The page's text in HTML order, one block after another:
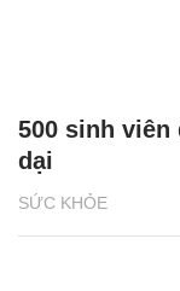
SỨC KHỎE
500 sinh viên
dại